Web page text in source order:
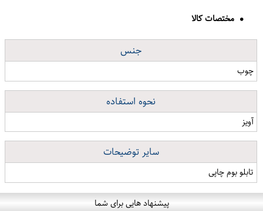
مختصات کالا
جنس
چوب
نحوه استفاده
آویز
سایر توضیحات
تابلو بوم چاپی
پیشنهاد هایی برای شما